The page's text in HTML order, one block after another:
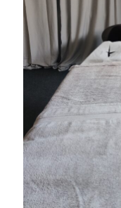
5
12
18
19
26
Arkiv
augusti 2026
juli 2026